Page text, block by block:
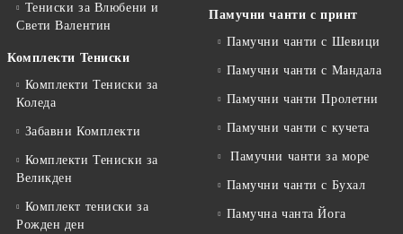
Тениски за Влюбени и
Свети Валентин
Комплекти Тениски
Комплекти Тениски за
Коледа
Забавни Комплекти
Комплекти Тениски за
Великден
Комплект тениски за
Рожден ден
Памучни чанти с принт
Памучни чанти с Шевици
Памучни чанти с Мандала
Памучни чанти Пролетни
Памучни чанти с кучета
Памучни чанти за море
Памучни чанти с Бухал
Памучна чанта Йога